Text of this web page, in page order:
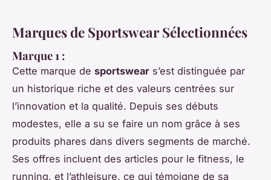
Marques de Sportswear Sélectionnées
Marque 1 :
Cette marque de sportswear s’est distinguée par
un historique riche et des valeurs centrées sur
l’innovation et la qualité. Depuis ses débuts
modestes, elle a su se faire un nom grâce à ses
produits phares dans divers segments de marché.
Ses offres incluent des articles pour le fitness, le
running, et l’athleisure, ce qui témoigne de sa